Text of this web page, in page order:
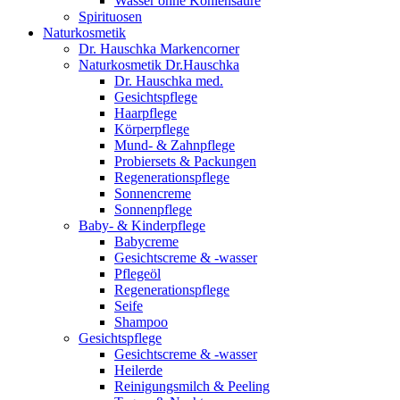
Spirituosen
Naturkosmetik
Dr. Hauschka Markencorner
Naturkosmetik Dr.Hauschka
Dr. Hauschka med.
Gesichtspflege
Haarpflege
Körperpflege
Mund- & Zahnpflege
Probiersets & Packungen
Regenerationspflege
Sonnencreme
Sonnenpflege
Baby- & Kinderpflege
Babycreme
Gesichtscreme & -wasser
Pflegeöl
Regenerationspflege
Seife
Shampoo
Gesichtspflege
Gesichtscreme & -wasser
Heilerde
Reinigungsmilch & Peeling